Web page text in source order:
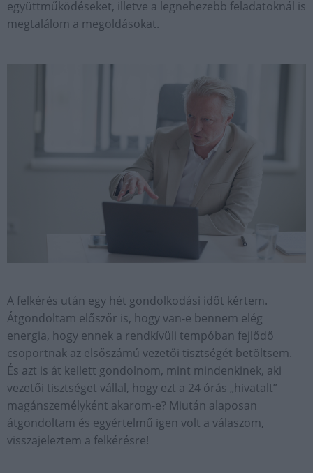
együttműködéseket, illetve a legnehezebb feladatoknál is
megtalálom a megoldásokat.
A felkérés után egy hét gondolkodási időt kértem.
Átgondoltam előszőr is, hogy van-e bennem elég
energia, hogy ennek a rendkívüli tempóban fejlődő
csoportnak az elsőszámú vezetői tisztségét betöltsem.
És azt is át kellett gondolnom, mint mindenkinek, aki
vezetői tisztséget vállal, hogy ezt a 24 órás „hivatalt”
magánszemélyként akarom-e? Miután alaposan
átgondoltam és egyértelmű igen volt a válaszom,
visszajeleztem a felkérésre!